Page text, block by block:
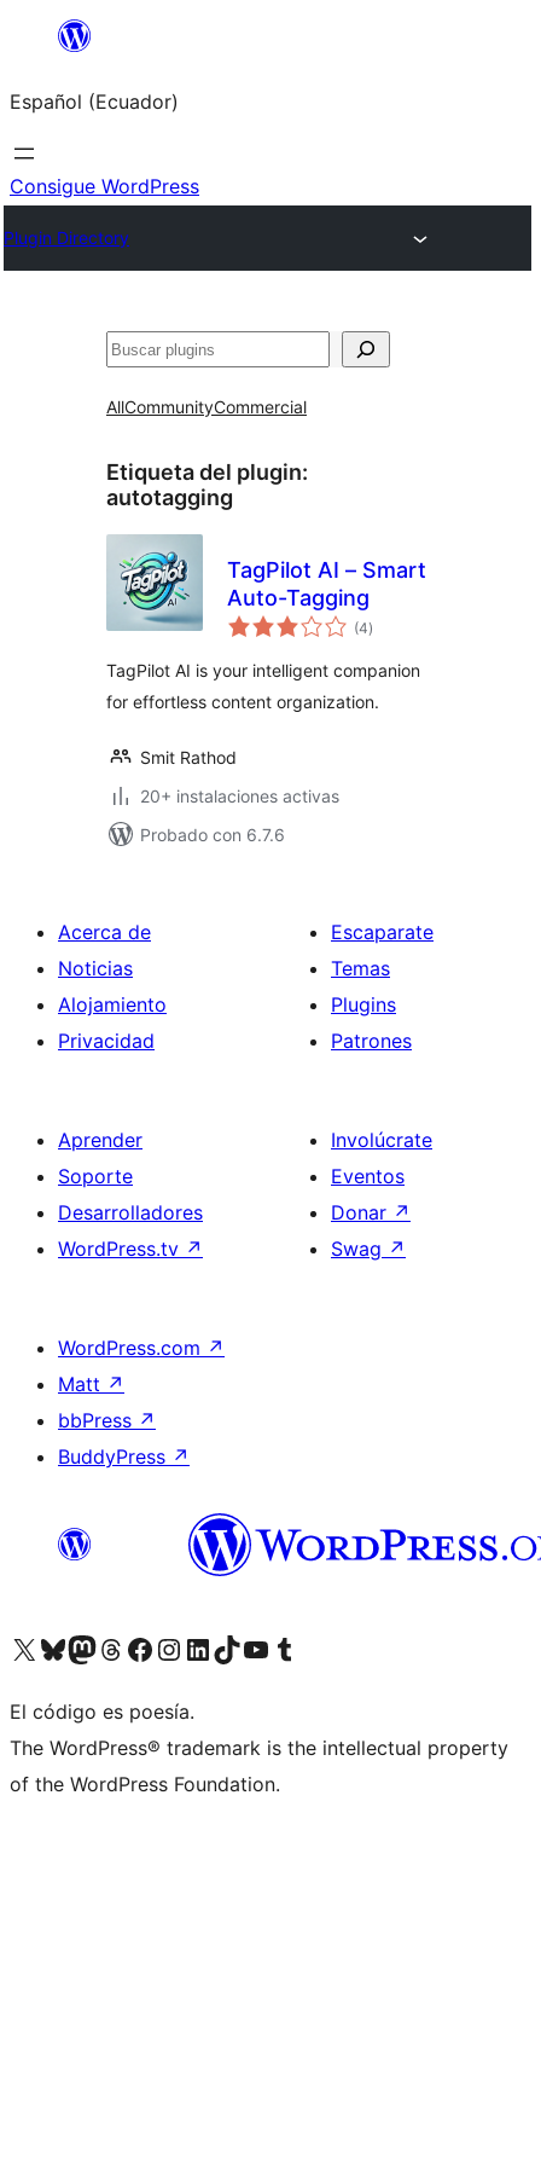
Saltar
contenido
Español (Ecuador)
Consigue WordPress
Plugin Directory
Buscar
AllCommunityCommercial
Etiqueta del plugin:
autotagging
TagPilot AI – Smart
Auto-Tagging
(4total
de
)
TagPilot AI is your intelligent companion
for effortless content organization.
Smit Rathod
20+ instalaciones activas
Probado con 6.7.6
Acerca de
Noticias
Alojamiento
Privacidad
Escaparate
Temas
Plugins
Patrones
Aprender
Soporte
Desarrolladores
WordPress.tv ↗
Involúcrate
Eventos
Donar ↗
Swag ↗
WordPress.com ↗
Matt ↗
bbPress ↗
BuddyPress ↗
Visita nuestra cuenta de X (anteriormente Twitter)
Visit our Bluesky account
Visit our Mastodon account
Visit our Threads account
Visita nuestra página de Facebook
Visita nuestra cuenta de Instagram
Visita nuestra cuenta de LinkedIn
Visit our TikTok account
Visita nuestro canal de YouTube
Visit our Tumblr account
El código es poesía.
The WordPress® trademark is the intellectual property
of the WordPress Foundation.